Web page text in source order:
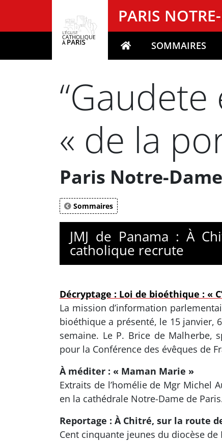
PARIS
Votre rechercheSOMMAIRES
« de la
Paris Notre-
Sommaires
JMJ de Panama : À
catholique recrute
Décryptage : Loi de bioéthique : «
La mission d’information
bioéthique a présenté, le 15 janvier,
semaine. Le P. Brice de Malherbe,
pour la Conférence des évêques de
À méditer : « Maman Marie »
Extraits de l’homélie de Mgr Michel
en la cathédrale Notre-Dame de
Reportage : À Chitré, sur la route
Cent cinquante jeunes du diocèse